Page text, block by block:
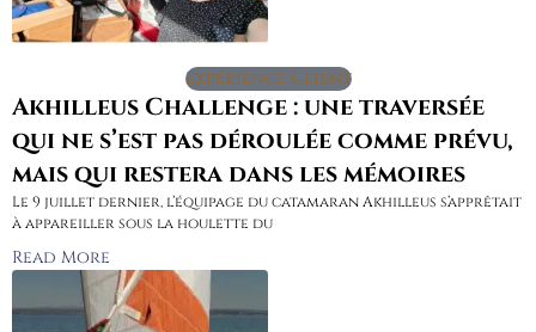
Expérience Client
Akhilleus Challenge : une traversée
qui ne s’est pas déroulée comme prévu,
mais qui restera dans les mémoires
Le 9 juillet dernier, l’équipage du catamaran Akhilleus s’apprêtait
à appareiller sous la houlette du
Read More